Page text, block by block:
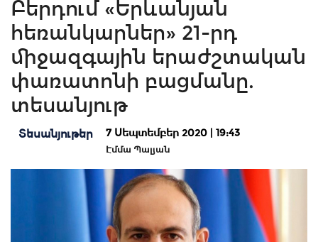
Բերդում «Երևանյան
հեռանկարներ» 21-րդ
միջազգային երաժշտական
փառատոնի բացմանը.
տեսանյութ
Տեսանյութեր 7 Սեպտեմբեր 2020 | 19:43
Էմմա Պալյան